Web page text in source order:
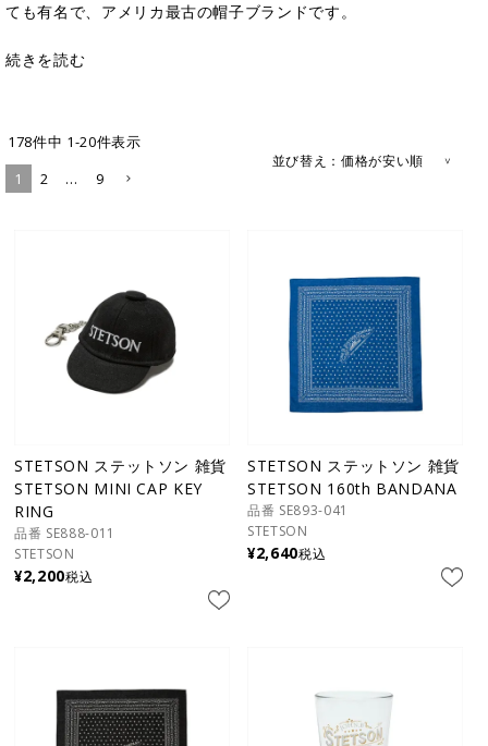
ても有名で、アメリカ最古の帽子ブランドです。
続きを読む
並び替え 価格が安い順
178件中 1-20件表示
1
2 … 9
STETSON ステットソン 雑貨
STETSON MINI CAP KEY
RING
品番 SE888-011
STETSON
¥2,200税込
STETSON ステットソン 雑貨
STETSON 160th BANDANA
品番 SE893-041
STETSON
¥2,640税込